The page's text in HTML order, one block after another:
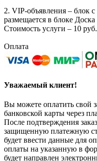
2. VIP-объявления – блок
размещается в блоке
Стоимость услуги – 10
Оплата
Уважаемый клиент!
Вы можете оплатить свой
банковской карты через
После подтверждения
защищенную платежную
будет ввести данные для
оплаты на указанную в
будет направлен